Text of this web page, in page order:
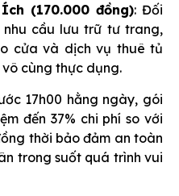
(170.000 đồng): Đối
cầu lưu trữ tư trang,
cửa và dịch vụ thuê tủ
cùng thực dụng.
17h00 hằng ngày, gói
đến 37% chi phí so với
thời bảo đảm an toàn
trong suốt quá trình vui